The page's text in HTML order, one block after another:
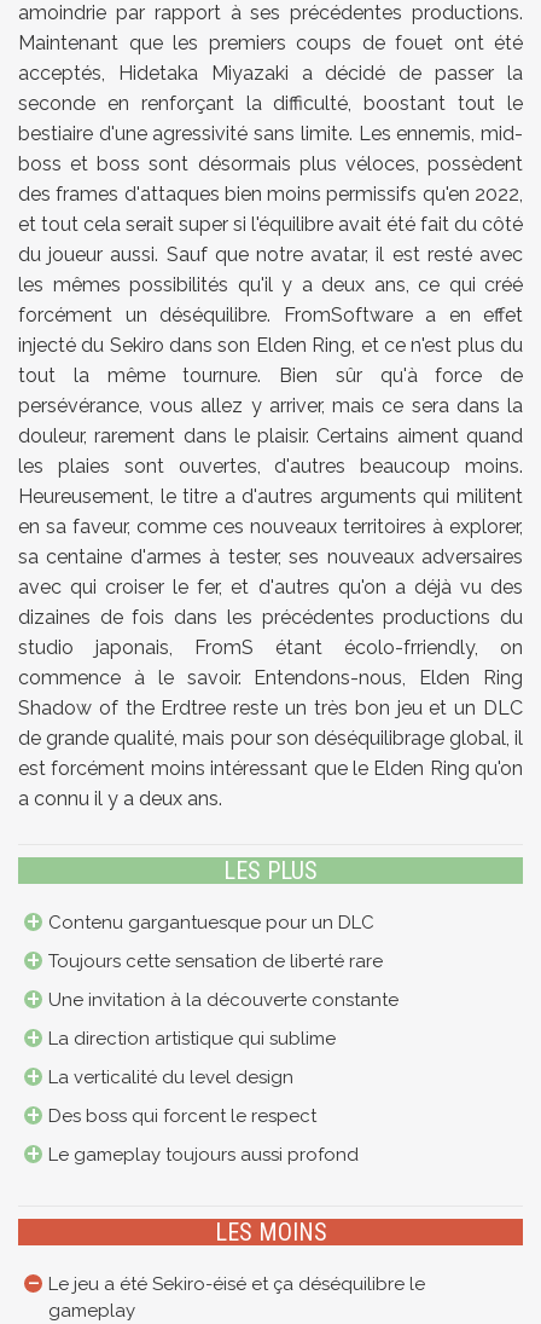
amoindrie par rapport à ses précédentes productions.
Maintenant que les premiers coups de fouet ont été
acceptés, Hidetaka Miyazaki a décidé de passer la
seconde en renforçant la difficulté, boostant tout le
bestiaire d'une agressivité sans limite. Les ennemis, mid-
boss et boss sont désormais plus véloces, possèdent
des frames d'attaques bien moins permissifs qu'en 2022,
et tout cela serait super si l'équilibre avait été fait du côté
du joueur aussi. Sauf que notre avatar, il est resté avec
les mêmes possibilités qu'il y a deux ans, ce qui créé
forcément un déséquilibre. FromSoftware a en effet
injecté du Sekiro dans son Elden Ring, et ce n'est plus du
tout la même tournure. Bien sûr qu'à force de
persévérance, vous allez y arriver, mais ce sera dans la
douleur, rarement dans le plaisir. Certains aiment quand
les plaies sont ouvertes, d'autres beaucoup moins.
Heureusement, le titre a d'autres arguments qui militent
en sa faveur, comme ces nouveaux territoires à explorer,
sa centaine d'armes à tester, ses nouveaux adversaires
avec qui croiser le fer, et d'autres qu'on a déjà vu des
dizaines de fois dans les précédentes productions du
studio japonais, FromS étant écolo-frriendly, on
commence à le savoir. Entendons-nous, Elden Ring
Shadow of the Erdtree reste un très bon jeu et un DLC
de grande qualité, mais pour son déséquilibrage global, il
est forcément moins intéressant que le Elden Ring qu'on
a connu il y a deux ans.
LES PLUS
Contenu gargantuesque pour un DLC
Toujours cette sensation de liberté rare
Une invitation à la découverte constante
La direction artistique qui sublime
La verticalité du level design
Des boss qui forcent le respect
Le gameplay toujours aussi profond
LES MOINS
Le jeu a été Sekiro-éisé et ça déséquilibre le
gameplay